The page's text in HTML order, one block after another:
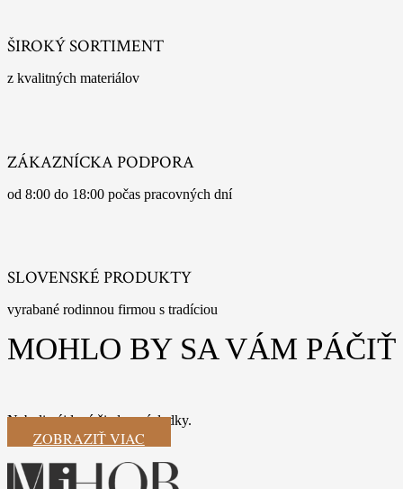
ŠIROKÝ SORTIMENT
z kvalitných materiálov
ZÁKAZNÍCKA PODPORA
od 8:00 do 18:00 počas pracovných dní
SLOVENSKÉ PRODUKTY
vyrabané rodinnou firmou s tradíciou
MOHLO BY SA VÁM PÁČIŤ
Neboli nájdené žiadne výsledky.
ZOBRAZIŤ VIAC